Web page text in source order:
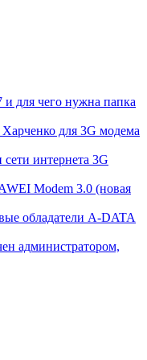
для чего нужна папка
Харченко для 3G модема
сети интернета 3G
Modem 3.0 (новая
обладатели A-DATA
администратором,